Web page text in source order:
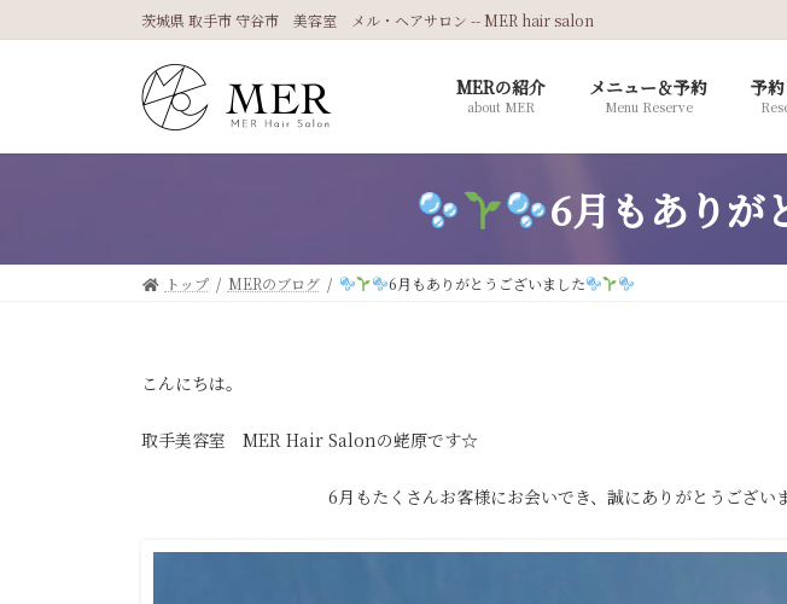
ン
へ
プ
ビ
ョ
動
茨城県 取手市 守谷市 美容室 メル・ヘアサロン -- MER hair salon
MERの紹介
about MER
メニュー＆予約
Menu Reserve
予
6月もありが
トップ MERのブログ 6月もありがとうございました
こんにちは。
取手美容室 MER Hair Salonの蛯原です☆
6月もたくさんお客様にお会いでき、誠にありがとうござい